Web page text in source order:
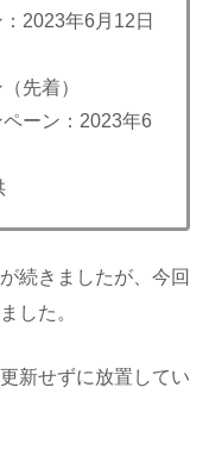
2023年6月12日
先着）
ペーン：2023年6
続きましたが、今回
した。
新せずに放置してい